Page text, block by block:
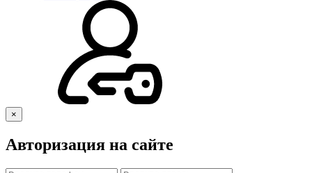
×
Авторизация на сайте